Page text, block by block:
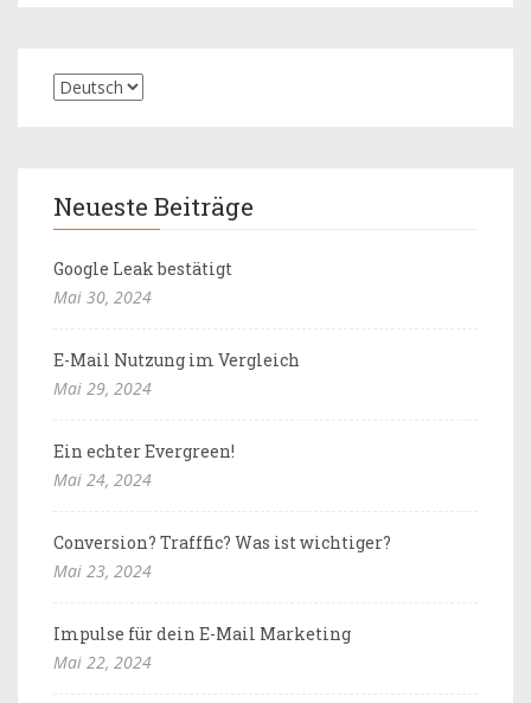
Neueste Beiträge
Google Leak bestätigt
Mai 30, 2024
E-Mail Nutzung im Vergleich
Mai 29, 2024
Ein echter Evergreen!
Mai 24, 2024
Conversion? Trafffic? Was ist wichtiger?
Mai 23, 2024
Impulse für dein E-Mail Marketing
Mai 22, 2024